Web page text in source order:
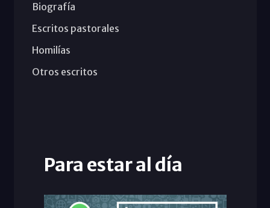
Biografía
Escritos pastorales
Homilías
Otros escritos
Para estar al día